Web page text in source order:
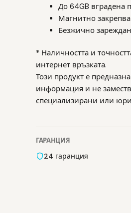
До 64GB вградена
Магнитно
Безжично
* Наличността и
интернет връзката.
Този продукт е
информация и не
специализирани или
ГАРАНЦИЯ
24 гаранция